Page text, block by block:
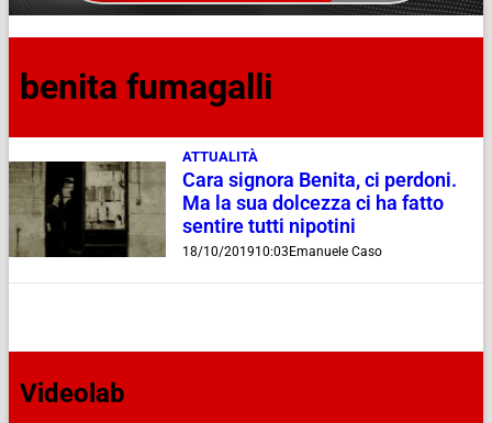
benita fumagalli
ATTUALITÀ
Cara signora Benita, ci perdoni.
Ma la sua dolcezza ci ha fatto
sentire tutti nipotini
18/10/201910:03Emanuele Caso
Videolab